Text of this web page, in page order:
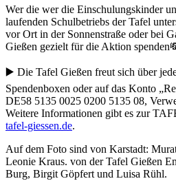
Wer die wer die Einschulungskinder
laufenden Schulbetriebs der Tafel
vor Ort in der Sonnenstraße oder bei
Gießen gezielt für die Aktion
▶️ Die Tafel Gießen freut sich über
Spendenboxen oder auf das Konto
DE58 5135 0025 0200 5135 08,
Weitere Informationen gibt es zur
tafel-giessen.de.
Auf dem Foto sind von Karstadt:
Leonie Kraus. von der Tafel Gießen
Burg, Birgit Göpfert und Luisa Rühl.